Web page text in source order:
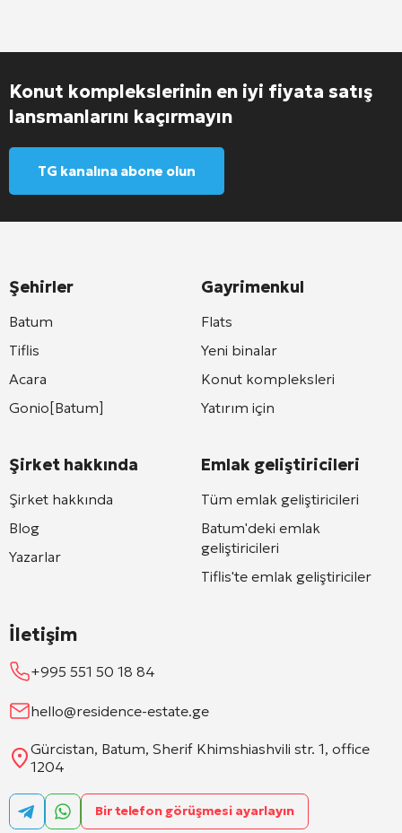
Konut komplekslerinin en iyi fiyata satış
lansmanlarını kaçırmayın
TG kanalına abone olun
Şehirler
Batum
Tiflis
Acara
Gonio[Batum]
Şirket hakkında
Şirket hakkında
Blog
Yazarlar
Gayrimenkul
Flats
Yeni binalar
Konut kompleksleri
Yatırım için
Emlak geliştiricileri
Tüm emlak geliştiricileri
Batum'deki emlak
geliştiricileri
Tiflis'te emlak geliştiriciler
İletişim
+995 551 50 18 84
hello@residence-estate.ge
Gürcistan, Batum, Sherif Khimshiashvili str. 1, office
1204
Bir telefon görüşmesi ayarlayın